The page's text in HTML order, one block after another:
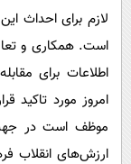
است. همکاری و
اطلاعات برای
امروز مورد تاکید
موظف است در جهت
ارزش‌های انقلاب